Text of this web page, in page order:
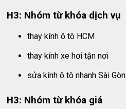
H3: Nhóm từ khóa dịch vụ
thay kính ô tô HCM
thay kính xe hơi tận nơi
sửa kính ô tô nhanh Sài Gòn
H3: Nhóm từ khóa giá